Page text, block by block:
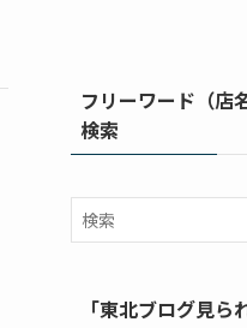
フリーワード（店
検索
「東北ブログ見ら